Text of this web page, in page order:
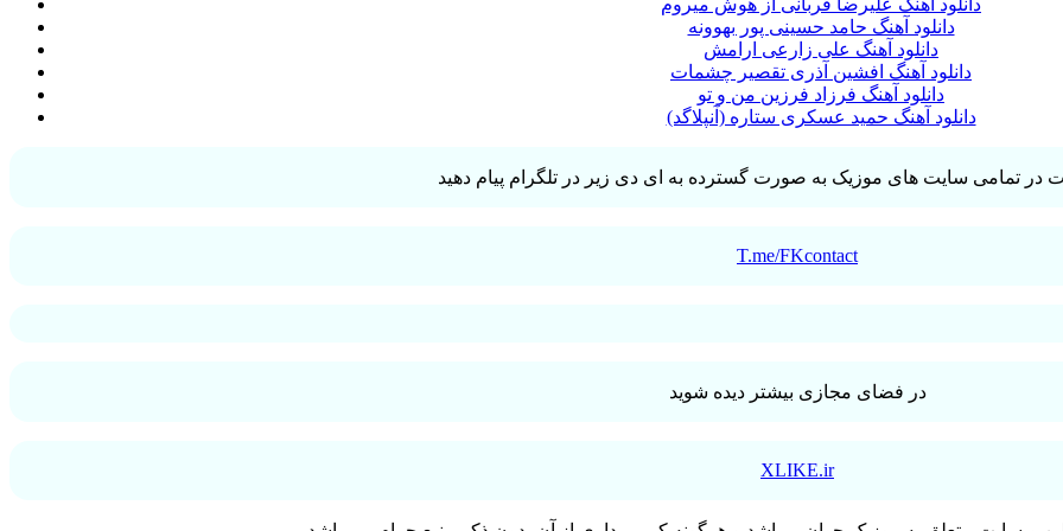
دانلود آهنگ حامد حسینی پور بهوونه
دانلود آهنگ علی زارعی ارامش
دانلود آهنگ افشین آذری تقصیر چشمات
دانلود آهنگ فرزاد فرزین من و تو
دانلود آهنگ حمید عسکری ستاره (آنپلاگد)
T.me/FKcontact
در فضای مجازی بیشتر دیده شوید
XLIKE.ir